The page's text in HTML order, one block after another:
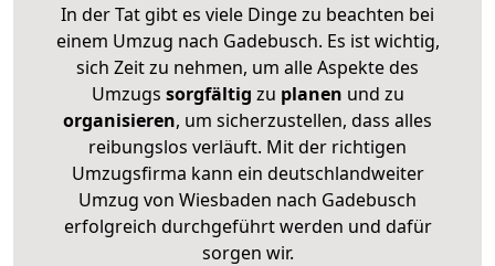
In der Tat gibt es viele Dinge zu beachten bei
einem Umzug nach Gadebusch. Es ist wichtig,
sich Zeit zu nehmen, um alle Aspekte des
Umzugs sorgfältig zu planen und zu
organisieren, um sicherzustellen, dass alles
reibungslos verläuft. Mit der richtigen
Umzugsfirma kann ein deutschlandweiter
Umzug von Wiesbaden nach Gadebusch
erfolgreich durchgeführt werden und dafür
sorgen wir.